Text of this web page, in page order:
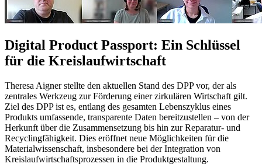
Digital Product Passport: Ein Schlüssel
für die Kreislaufwirtschaft
Theresa Aigner stellte den aktuellen Stand des DPP vor, der als
zentrales Werkzeug zur Förderung einer zirkulären Wirtschaft gilt.
Ziel des DPP ist es, entlang des gesamten Lebenszyklus eines
Produkts umfassende, transparente Daten bereitzustellen – von der
Herkunft über die Zusammensetzung bis hin zur Reparatur- und
Recyclingfähigkeit. Dies eröffnet neue Möglichkeiten für die
Materialwissenschaft, insbesondere bei der Integration von
Kreislaufwirtschaftsprozessen in die Produktgestaltung.